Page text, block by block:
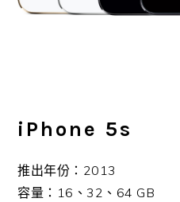
iPhone 5s
推出年份：2013
容量：16、32、64 GB